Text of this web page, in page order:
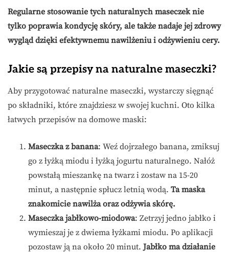
Regularne stosowanie tych naturalnych maseczek nie
tylko poprawia kondycję skóry, ale także nadaje jej zdrowy
wygląd dzięki efektywnemu nawilżeniu i odżywieniu cery.
Jakie są przepisy na naturalne maseczki?
Aby przygotować naturalne maseczki, wystarczy sięgnąć
po składniki, które znajdziesz w swojej kuchni. Oto kilka
łatwych przepisów na domowe maski:
Maseczka z banana: Weź dojrzałego banana, zmiksuj
go z łyżką miodu i łyżką jogurtu naturalnego. Nałóż
powstałą mieszankę na twarz i zostaw na 15-20
minut, a następnie spłucz letnią wodą. Ta maska
znakomicie nawilża oraz odżywia skórę.
Maseczka jabłkowo-miodowa: Zetrzyj jedno jabłko i
wymieszaj je z dwiema łyżkami miodu. Po aplikacji
pozostaw ją na około 20 minut.Jabłko ma działanie